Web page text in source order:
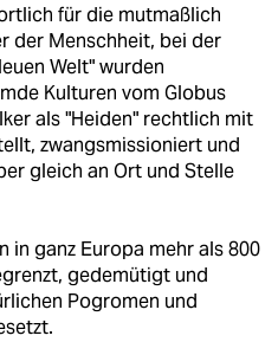
für die mutmaßlich
der Menschheit, bei der
Welt" wurden
Kulturen vom Globus
als "Heiden" rechtlich mit
zwangsmissioniert und
gleich an Ort und Stelle
in ganz Europa mehr als 800
gedemütigt und
Pogromen und